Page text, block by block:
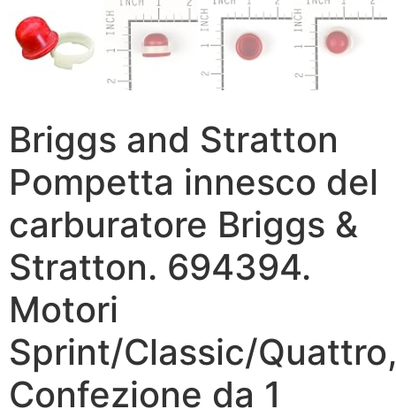
Briggs and Stratton
Pompetta innesco del
carburatore Briggs &
Stratton. 694394.
Motori
Sprint/Classic/
Confezione da 1